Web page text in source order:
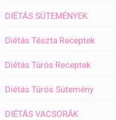
DIÉTÁS SÜTEMÉNYEK
Diétás Tészta Receptek
Diétás Túrós Receptek
Diétás Túrós Sütemény
DIÉTÁS VACSORÁK